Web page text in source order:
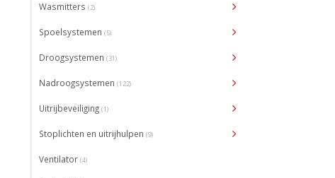
Wasmitters (2)
Spoelsystemen (5)
Droogsystemen (31)
Nadroogsystemen (122)
Uitrijbeveiliging (1)
Stoplichten en uitrijhulpen (9)
Ventilator (4)